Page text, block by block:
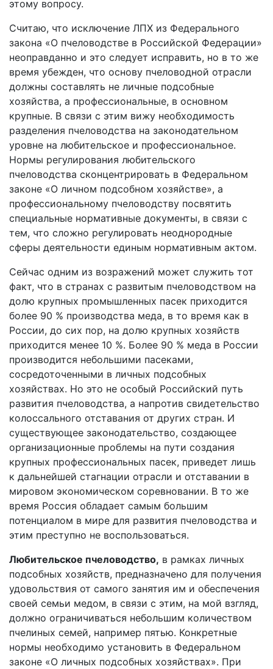
этому вопросу.
Считаю, что исключение ЛПХ из Федерального
закона «О пчеловодстве в Российской Федерации»
неоправданно и это следует исправить, но в то же
время убежден, что основу пчеловодной отрасли
должны составлять не личные подсобные
хозяйства, а профессиональные, в основном
крупные. В связи с этим вижу необходимость
разделения пчеловодства на законодательном
уровне на любительское и профессиональное.
Нормы регулирования любительского
пчеловодства сконцентрировать в Федеральном
законе «О личном подсобном хозяйстве», а
профессиональному пчеловодству посвятить
специальные нормативные документы, в связи с
тем, что сложно регулировать неоднородные
сферы деятельности единым нормативным актом.
Сейчас одним из возражений может служить тот
факт, что в странах с развитым пчеловодством на
долю крупных промышленных пасек приходится
более 90 % производства меда, в то время как в
России, до сих пор, на долю крупных хозяйств
приходится менее 10 %. Более 90 % меда в России
производится небольшими пасеками,
сосредоточенными в личных подсобных
хозяйствах. Но это не особый Российский путь
развития пчеловодства, а напротив свидетельство
колоссального отставания от других стран. И
существующее законодательство, создающее
организационные проблемы на пути создания
крупных профессиональных пасек, приведет лишь
к дальнейшей стагнации отрасли и отставании в
мировом экономическом соревновании. В то же
время Россия обладает самым большим
потенциалом в мире для развития пчеловодства и
этим преступно не воспользоваться.
Любительское пчеловодство, в рамках личных
подсобных хозяйств, предназначено для получения
удовольствия от самого занятия им и обеспечения
своей семьи медом, в связи с этим, на мой взгляд,
должно ограничиваться небольшим количеством
пчелиных семей, например пятью. Конкретные
нормы необходимо установить в Федеральном
законе «О личных подсобных хозяйствах». При